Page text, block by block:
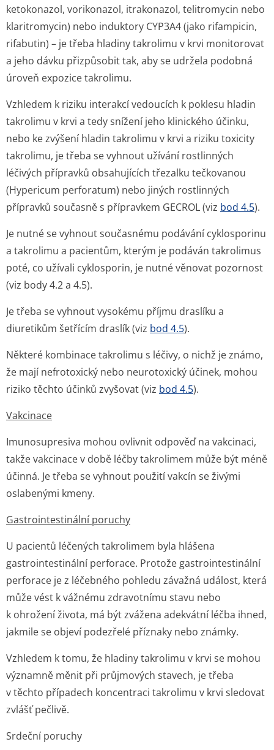
ketokonazol, vorikonazol, itrakonazol, telitromycin nebo
klaritromycin) nebo induktory CYP3A4 (jako rifampicin,
rifabutin) – je třeba hladiny takrolimu v krvi monitorovat
a jeho dávku přizpůsobit tak, aby se udržela podobná
úroveň expozice takrolimu.
Vzhledem k riziku interakcí vedoucích k poklesu hladin
takrolimu v krvi a tedy snížení jeho klinického účinku,
nebo ke zvýšení hladin takrolimu v krvi a riziku toxicity
takrolimu, je třeba se vyhnout užívání rostlinných
léčivých přípravků obsahujících třezalku tečkovanou
(Hypericum perforatum) nebo jiných rostlinných
přípravků současně s přípravkem GECROL (viz bod 4.5).
Je nutné se vyhnout současnému podávání cyklosporinu
a takrolimu a pacientům, kterým je podáván takrolimus
poté, co užívali cyklosporin, je nutné věnovat pozornost
(viz body 4.2 a 4.5).
Je třeba se vyhnout vysokému příjmu draslíku a
diuretikům šetřícím draslík (viz bod 4.5).
Některé kombinace takrolimu s léčivy, o nichž je známo,
že mají nefrotoxický nebo neurotoxický účinek, mohou
riziko těchto účinků zvyšovat (viz bod 4.5).
Vakcinace
Imunosupresiva mohou ovlivnit odpověď na vakcinaci,
takže vakcinace v době léčby takrolimem může být méně
účinná. Je třeba se vyhnout použití vakcín se živými
oslabenými kmeny.
Gastrointestinální poruchy
U pacientů léčených takrolimem byla hlášena
gastrointestinální perforace. Protože gastrointestinální
perforace je z léčebného pohledu závažná událost, která
může vést k vážnému zdravotnímu stavu nebo
k ohrožení života, má být zvážena adekvátní léčba ihned,
jakmile se objeví podezřelé příznaky nebo známky.
Vzhledem k tomu, že hladiny takrolimu v krvi se mohou
významně měnit při průjmových stavech, je třeba
v těchto případech koncentraci takrolimu v krvi sledovat
zvlášť pečlivě.
Srdeční poruchy